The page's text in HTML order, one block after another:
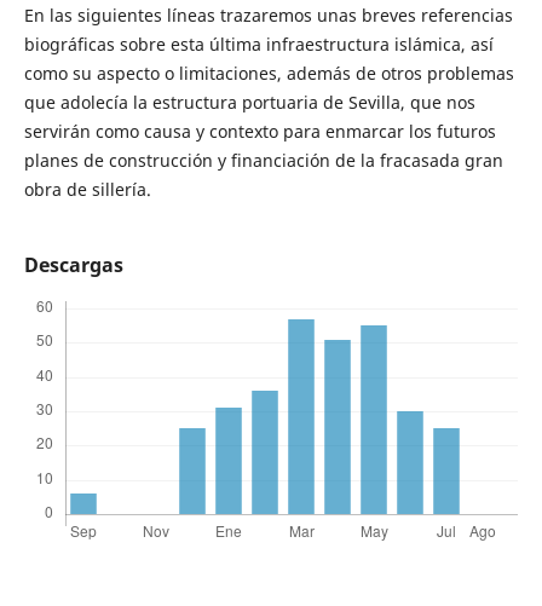
En las siguientes líneas trazaremos unas breves referencias
biográficas sobre esta última infraestructura islámica, así
como su aspecto o limitaciones, además de otros problemas
que adolecía la estructura portuaria de Sevilla, que nos
servirán como causa y contexto para enmarcar los futuros
planes de construcción y financiación de la fracasada gran
obra de sillería.
Descargas